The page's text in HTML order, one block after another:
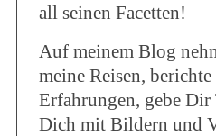
all seinen Facetten!
Auf meinem Blog
meine Reisen,
Erfahrungen, gebe
Dich mit Bildern und